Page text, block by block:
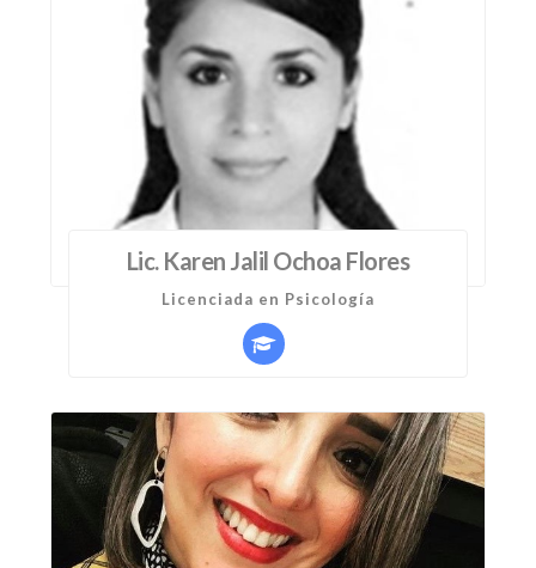
Lic. Karen Jalil Ochoa Flores
Licenciada en Psicología